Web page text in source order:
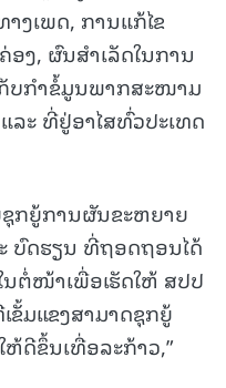
ງເພດ, ການແກ້ໄຂ
ງ, ຜົນສຳເລັດໃນການ
ບກຳຂໍ້ມູນພາກສະໜາມ
ລະ ທີ່ຢູ່ອາໄສທົ່ວປະເທດ
ກຍູ້ການຜັນຂະຫຍາຍ
ບົດຮຽນ ທີ່ຖອດຖອນໄດ້
ຕໍ່ໜ້າເພື່ອເຮັດໃຫ້ ສປປ
ຂັ້ມແຂງສາມາດຊຸກຍູ້
ດີຂຶ້ນເທື່ອລະກ້າວ,”